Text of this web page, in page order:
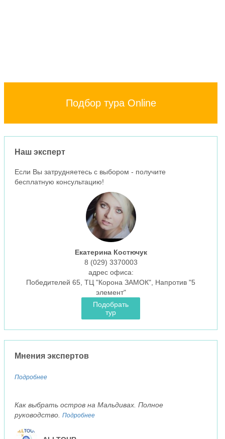
Подбор тура Online
Наш эксперт
Если Вы затрудняетесь с выбором - получите
бесплатную консультацию!
Екатерина Костючук
8 (029) 3370003
aдрес офиса:
Победителей 65, ТЦ "Корона ЗАМОК", Напротив "5
элемент"
Подобрать
тур
Мнения экспертов
Подробнее
Как выбрать остров на Мальдивах. Полное
руководство. Подробнее